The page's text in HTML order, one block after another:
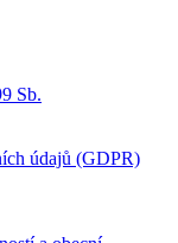
Sb.
údajů (GDPR)